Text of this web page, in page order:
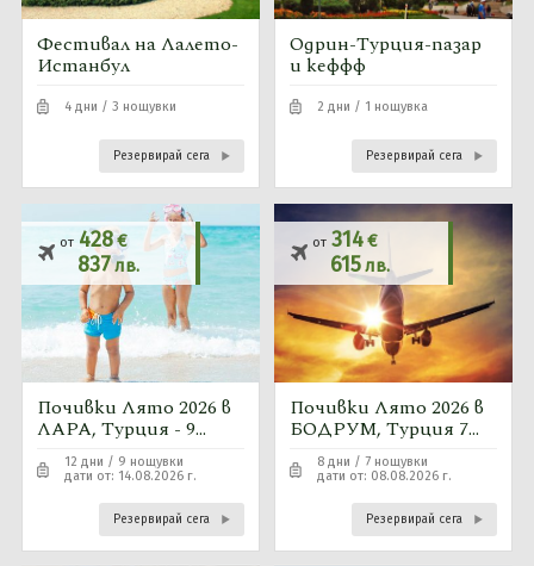
Фестивал на Лалето-
Истанбул
4 дни / 3 нощувки
Резервирай сега
Одрин-Турция-пазар
и кеффф
2 дни / 1 нощувка
Резервирай сега
от 428€
837лв.
Почивки Лято 2026 в
ЛАРА, Турция - 9
нощувки автобусна
програма12 дни / 9 нощувки
дати от: 14.08.2026 г.
Резервирай сега
от 314€
615лв.
Почивки Лято 2026 в
БОДРУМ, Турция 7
нощувки - самолетна
програма8 дни / 7 нощувки
дати от: 08.08.2026 г.
Резервирай сега